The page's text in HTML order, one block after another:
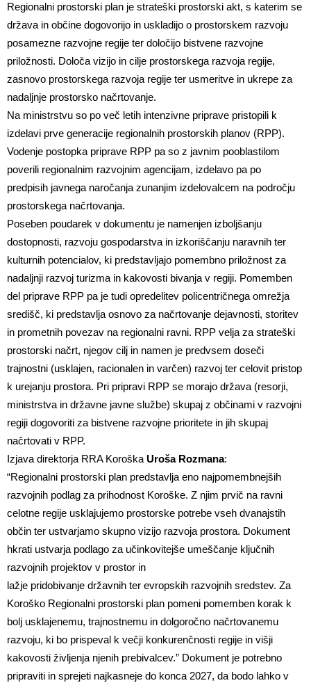
Regionalni prostorski plan je strateški prostorski akt, s katerim se
država in občine dogovorijo in uskladijo o prostorskem razvoju
posamezne razvojne regije ter določijo bistvene razvojne
priložnosti. Določa vizijo in cilje prostorskega razvoja regije,
zasnovo prostorskega razvoja regije ter usmeritve in ukrepe za
nadaljnje prostorsko načrtovanje.
Na ministrstvu so po več letih intenzivne priprave pristopili k
izdelavi prve generacije regionalnih prostorskih planov (RPP).
Vodenje postopka priprave RPP pa so z javnim pooblastilom
poverili regionalnim razvojnim agencijam, izdelavo pa po
predpisih javnega naročanja zunanjim izdelovalcem na področju
prostorskega načrtovanja.
Poseben poudarek v dokumentu je namenjen izboljšanju
dostopnosti, razvoju gospodarstva in izkoriščanju naravnih ter
kulturnih potencialov, ki predstavljajo pomembno priložnost za
nadaljnji razvoj turizma in kakovosti bivanja v regiji. Pomemben
del priprave RPP pa je tudi opredelitev policentričnega omrežja
središč, ki predstavlja osnovo za načrtovanje dejavnosti, storitev
in prometnih povezav na regionalni ravni. RPP velja za strateški
prostorski načrt, njegov cilj in namen je predvsem doseči
trajnostni (usklajen, racionalen in varčen) razvoj ter celovit pristop
k urejanju prostora. Pri pripravi RPP se morajo država (resorji,
ministrstva in državne javne službe) skupaj z občinami v razvojni
regiji dogovoriti za bistvene razvojne prioritete in jih skupaj
načrtovati v RPP.
Izjava direktorja RRA Koroška Uroša Rozmana:
“Regionalni prostorski plan predstavlja eno najpomembnejših
razvojnih podlag za prihodnost Koroške. Z njim prvič na ravni
celotne regije usklajujemo prostorske potrebe vseh dvanajstih
občin ter ustvarjamo skupno vizijo razvoja prostora. Dokument
hkrati ustvarja podlago za učinkovitejše umeščanje ključnih
razvojnih projektov v prostor in
lažje pridobivanje državnih ter evropskih razvojnih sredstev. Za
Koroško Regionalni prostorski plan pomeni pomemben korak k
bolj usklajenemu, trajnostnemu in dolgoročno načrtovanemu
razvoju, ki bo prispeval k večji konkurenčnosti regije in višji
kakovosti življenja njenih prebivalcev.” Dokument je potrebno
pripraviti in sprejeti najkasneje do konca 2027, da bodo lahko v